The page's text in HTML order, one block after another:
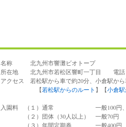
名称 北九州市響灘ビオトープ
所在地 北九州市若松区響町一丁目 電話
アクセス 若松駅から車で約20分、小倉駅から
【若松駅からのルート 】【小倉
入園料 （１）通常 一般100円、
（２）団体（30人以上） 一般70円
（３）年間定期券 一般400円